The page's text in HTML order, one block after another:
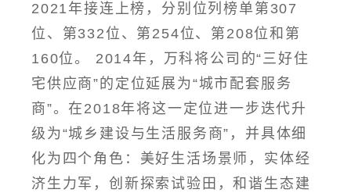
2021年接连上榜，分别位列榜单第307
位、第332位、第254位、第208位和第
160位。 2014年，万科将公司的“三好住
宅供应商”的定位延展为“城市配套服务
商”。在2018年将这一定位进一步迭代升
级为“城乡建设与生活服务商”，并具体细
化为四个角色：美好生活场景师，实体经
济生力军，创新探索试验田，和谐生态建